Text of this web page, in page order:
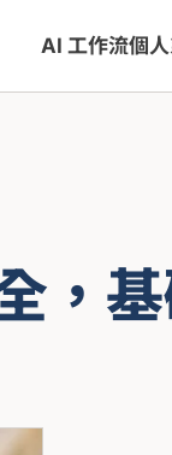
AI 工作流個
，